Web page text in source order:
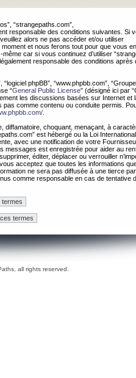
“strangepaths.com”,
responsable des conditions suivantes. Si
alors ne pas accéder et/ou utiliser
et nous ferons tout pour que vous
car si vous continuez d’utiliser
responsable des conditions après
phpBB”, “www.phpbb.com”, “Groupe
“General Public License” (désigné ici par
les discussions basées sur Internet et
comme contenu ou conduite permis.
diffamatoire, choquant, menaçant, à
est hébergé ou la Loi
avec une notification de votre
messages est enregistrée pour aider au
éditer, déplacer ou verrouiller
acceptez que toutes les informations
ne sera pas diffusée à une tierce
comme responsable en cas de tentative
all rights reserved.